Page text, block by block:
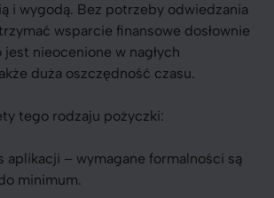
i wygodą. Bez potrzeby odwiedzania
wsparcie finansowe dosłownie
nieocenione w nagłych
duża oszczędność czasu.
tego rodzaju pożyczki:
aplikacji – wymagane formalności są
minimum.